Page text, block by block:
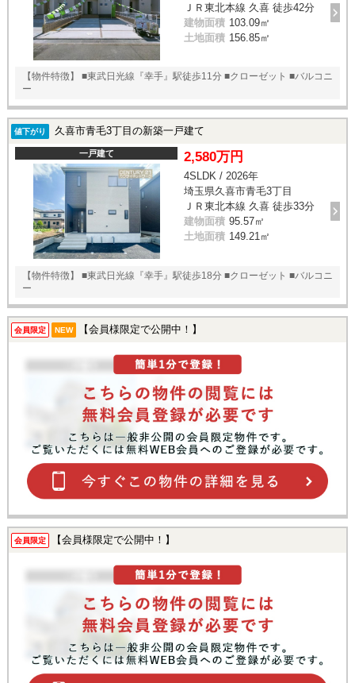
ＪＲ東北本線 久喜 徒歩42分
建物面積 103.09㎡
土地面積 156.85㎡
【物件特徴】 ■東武日光線『幸手』駅徒歩11分 ■クローゼット ■バルコニ
ー
値下がり 久喜市青毛3丁目の新築一戸建て
一戸建て 2,580万円
4SLDK / 2026年
埼玉県久喜市青毛3丁目
ＪＲ東北本線 久喜 徒歩33分
建物面積 95.57㎡
土地面積 149.21㎡
【物件特徴】 ■東武日光線『幸手』駅徒歩18分 ■クローゼット ■バルコニ
ー
会員限定 NEW 【会員様限定で公開中！】
会員限定 【会員様限定で公開中！】